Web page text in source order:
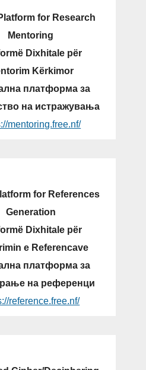
for Research
Mentoring
Dixhitale për
Kërkimor
платформа за
на истражувања
mentoring.free.nf/
for References
Generation
Dixhitale për
e Referencave
платформа за
на референци
reference.free.nf/